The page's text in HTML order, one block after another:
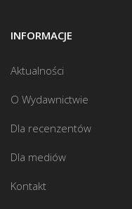
INFORMACJE
Aktualności
O Wydawnictwie
Dla recenzentów
Dla mediów
Kontakt